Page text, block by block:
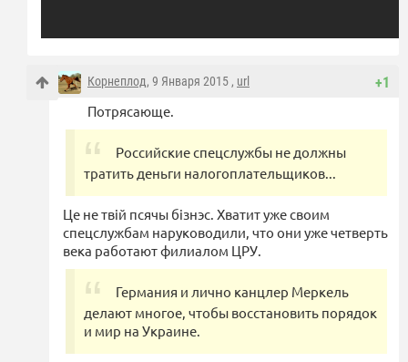
+1
Корнеплод, 9 Января 2015 , url
Потрясающе.
Российские спецслужбы не должны
тратить деньги налогоплательщиков...
Це не твiй псячы бiзнэс. Хватит уже своим
спецслужбам наруководили, что они уже четверть
века работают филиалом ЦРУ.
Германия и лично канцлер Меркель
делают многое, чтобы восстановить порядок
и мир на Украине.